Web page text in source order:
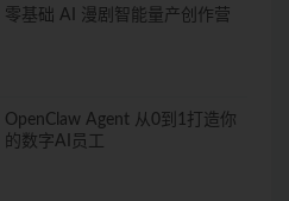
零基础 AI 漫剧智能量产创作营
OpenClaw Agent 从0到1打造你
的数字AI员工